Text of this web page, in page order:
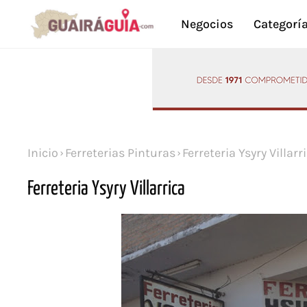
Negocios
Inicio Ferreterias Pinturas Ferreteria Ysyry
Ferreteria Ysyry Villarrica